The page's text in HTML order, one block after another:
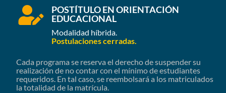

POSTÍTULO EN ORIENTACIÓN
EDUCACIONAL
Modalidad híbrida.
Postulaciones cerradas.
Cada programa se reserva el derecho de suspender su
realización de no contar con el mínimo de estudiantes
requeridos. En tal caso, se reembolsará a los matriculados
la totalidad de la matrícula.